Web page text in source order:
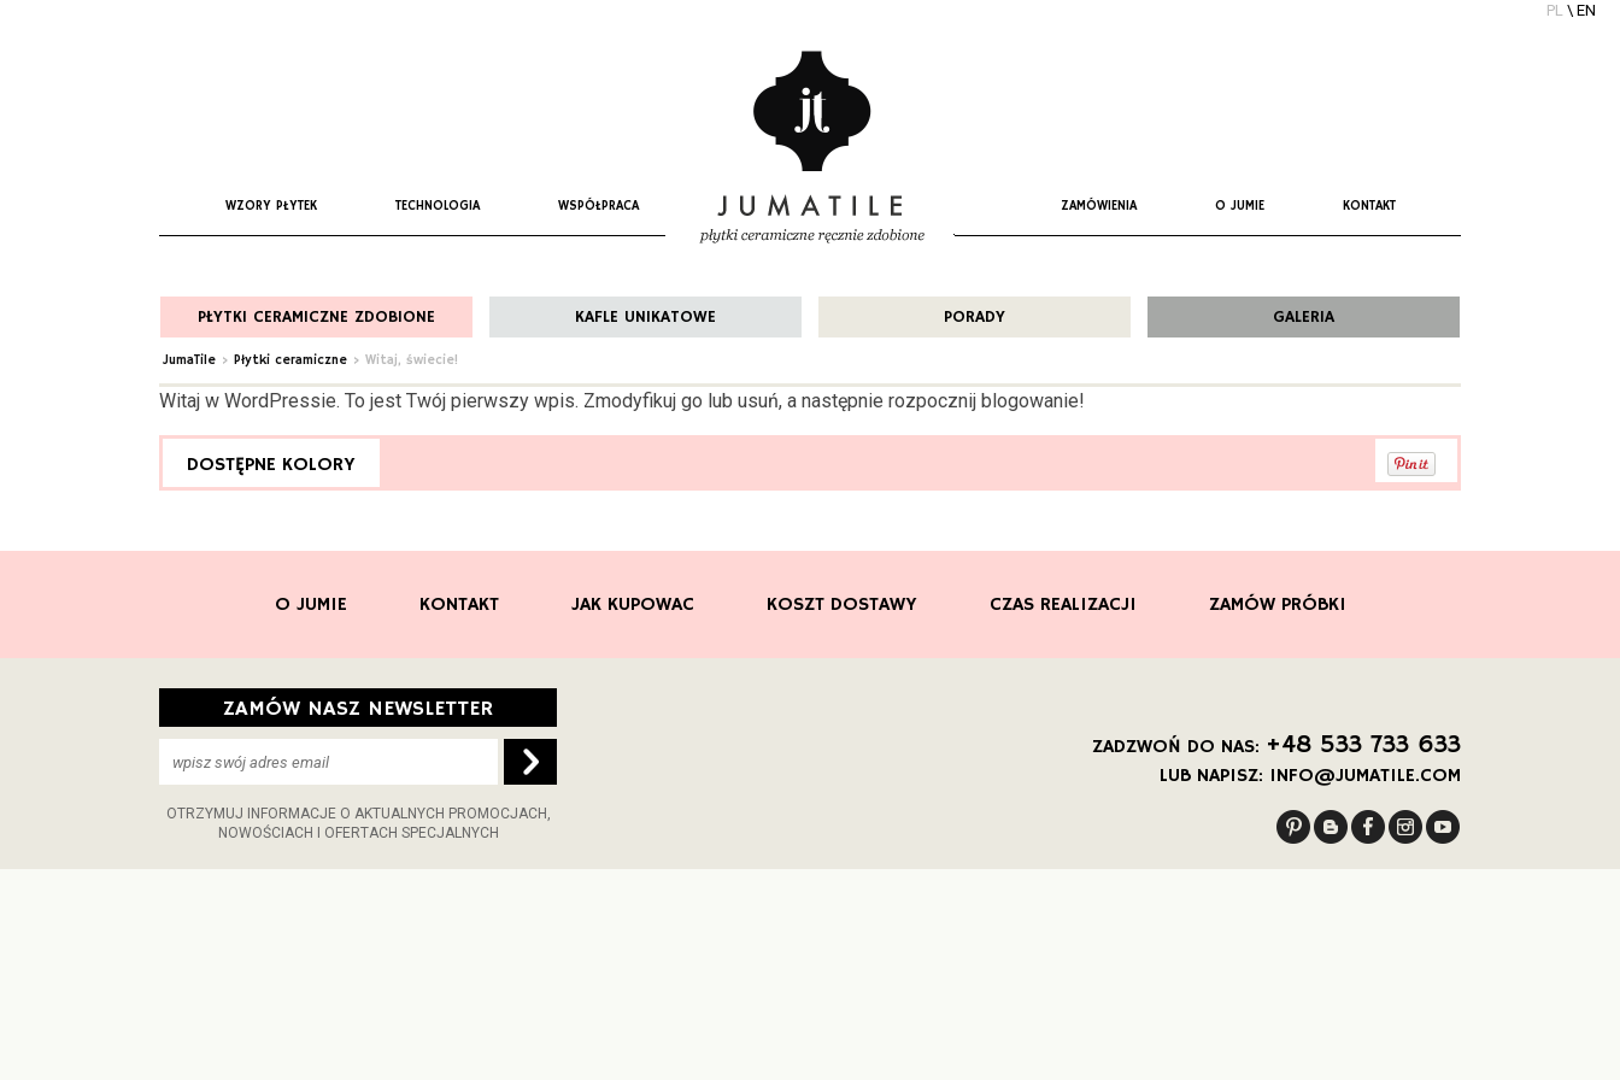
PL \ EN
WZORY PŁYTEK TECHNOLOGIA WSPÓŁPRACA ZAMÓWIENIA O JUMIE KONTAKT
PŁYTKI CERAMICZNE ZDOBIONE KAFLE UNIKATOWE PORADY GALERIA
JumaTile > Płytki ceramiczne > Witaj, świecie!
Witaj w WordPressie. To jest Twój pierwszy wpis. Zmodyfikuj go lub usuń, a następnie rozpocznij blogowanie!
DOSTĘPNE KOLORY
O JUMIE KONTAKT JAK KUPOWAC KOSZT DOSTAWY CZAS REALIZACJI ZAMÓW PRÓBKI
ZAMÓW NASZ NEWSLETTER
OTRZYMUJ INFORMACJE O AKTUALNYCH PROMOCJACH,
NOWOŚCIACH I OFERTACH SPECJALNYCH
ZADZWOŃ DO NAS: +48 533 733 633
LUB NAPISZ: INFO@JUMATILE.COM